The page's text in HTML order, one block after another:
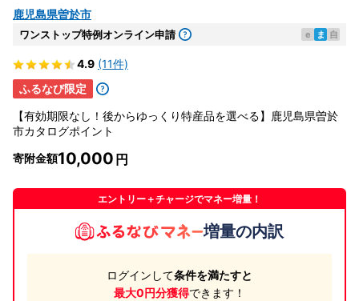
鹿児島県曽於市
ワンストップ特例オンライン申請 e ま 自
4.9 (11件)
ふるなび限定
【有効期限なし！後からゆっくり特産品を選べる】鹿児島県曽於
市カタログポイント
寄附金額10,000
エントリー＋チャージでマネー増量！
増量の内訳
ログインして条件を満たすと
最大0円分獲得できます！